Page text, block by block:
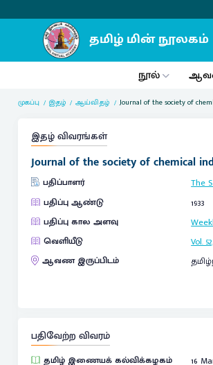
நூல்
முகப்பு இதழ் ஆய்விதழ் Journal of the society of
இதழ் விவரங்கள்
Journal of the society of chemical
பதிப்பாளர் The
பதிப்பு ஆண்டு
1933
பதிப்பு கால அளவு
வெளியீடு
Vol.
ஆவண இருப்பிடம்
பதிவேற்ற விவரம்
தமிழ் இணையக் கல்விக்கழகம்
16